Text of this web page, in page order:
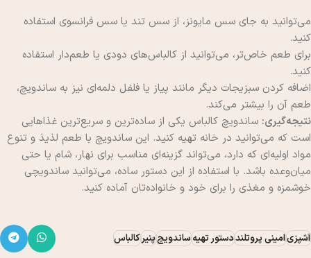
می‌توانید به جای سس مایونز، از سس تند یا سس فرانسوی استفاده
کنید.
برای طعم خاص‌تر، می‌توانید از کالباس‌های دودی یا طعم‌دار استفاده
کنید.
اضافه کردن سبزیجات دیگر مانند پیاز یا فلفل دلمه‌ای نیز به ساندویچ،
طعم آن را بیشتر می‌کند.
نتیجه‌گیری: ساندویچ کالباس یکی از ساده‌ترین و سریع‌ترین غذاهایی
است که می‌توانید در خانه تهیه کنید. این ساندویچ با طعم لذیذ و تنوع
مواد اولیه‌ای که دارد، می‌تواند گزینه‌ای مناسب برای نهار، شام یا حتی
میان‌وعده باشد. با استفاده از این دستور ساده، می‌توانید ساندویچی
خوشمزه و مغذی را برای خود و خانواده‌تان آماده کنید.
آشپزیامینی پروتلنددستور تهیهساندویچپنیرکالباس